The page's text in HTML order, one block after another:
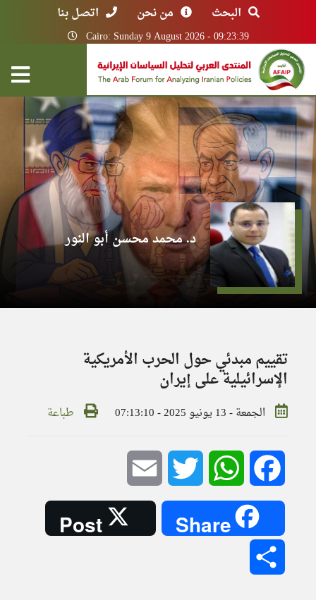
البحث من نحن اتصل بنا
Cairo: Sunday 9 August 2026 - 09:23:39
د. محمد محسن أبو النور
تقييم مبدئي حول الحرب الأمريكية
الإسرائيلية على إيران
الجمعة - 13 يونيو 2025 - 07:13:10 طباعة
Facebook
WhatsApp
Twitter
Share
Post